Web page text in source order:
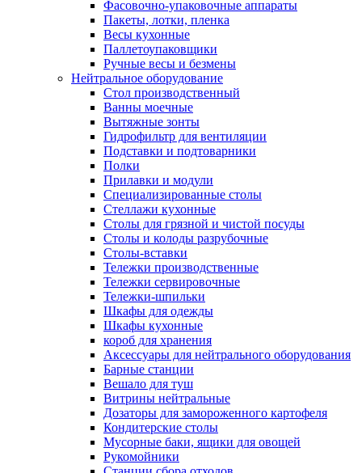
Фасовочно-упаковочные аппараты
Пакеты, лотки, пленка
Весы кухонные
Паллетоупаковщики
Ручные весы и безмены
Нейтральное оборудование
Cтол производственный
Ванны моечные
Вытяжные зонты
Гидрофильтр для вентиляции
Подставки и подтоварники
Полки
Прилавки и модули
Специализированные столы
Стеллажи кухонные
Столы для грязной и чистой посуды
Столы и колоды разрубочные
Столы-вставки
Тележки производственные
Тележки сервировочные
Тележки-шпильки
Шкафы для одежды
Шкафы кухонные
короб для хранения
Аксессуары для нейтрального оборудования
Барные станции
Вешало для туш
Витрины нейтральные
Дозаторы для замороженного картофеля
Кондитерские столы
Мусорные баки, ящики для овощей
Рукомойники